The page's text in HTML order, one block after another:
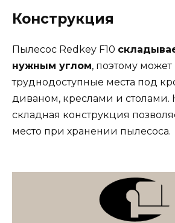
Конструкция
Пылесос Redkey F10
нужным углом, поэтому
труднодоступные места под
диваном, креслами и столами.
складная конструкция
место при хранении пылесоса.